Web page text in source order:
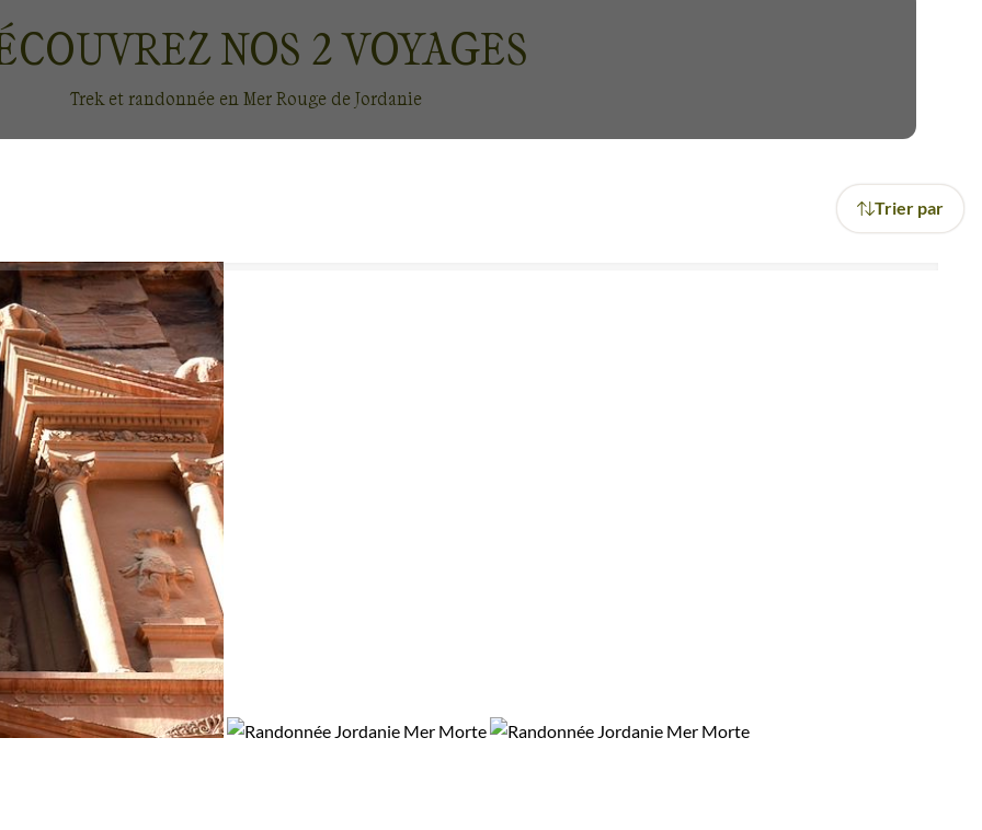
dans la roche et son histoire du VIIIe siècle av. JC.
son sable rouge, ocre, ses dunes rondes et chaudes, une histoire d’aventure que
étoiles à n’en plus finir, des chants à l’arbaba, petite guitare bédouine. Un circuit
NOS 2VOYAGES
Trek et randonnée en Mer Rouge de Jordanie
Trier par